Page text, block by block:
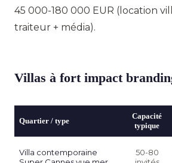
45 000-180 000 EUR (location
traiteur + média).
Villas à fort impact
Quartier / type
Capacité
typique
Villa contemporaine
50-80